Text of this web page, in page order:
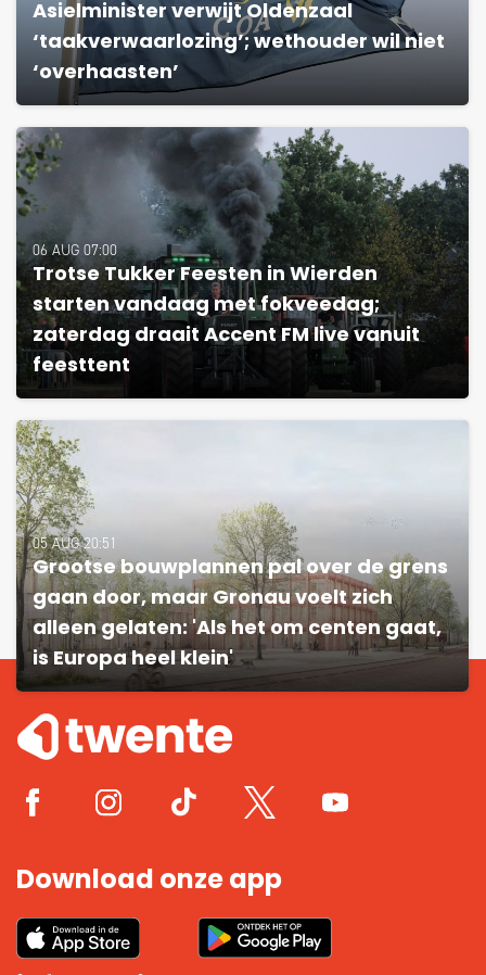
Asielminister verwijt Oldenzaal
‘taakverwaarlozing’; wethouder wil niet
‘overhaasten’
06 AUG 07:00
Trotse Tukker Feesten in Wierden
starten vandaag met fokveedag;
zaterdag draait Accent FM live vanuit
feesttent
05 AUG 20:51
Grootse bouwplannen pal over de grens
gaan door, maar Gronau voelt zich
alleen gelaten: 'Als het om centen gaat,
is Europa heel klein'
Download onze app